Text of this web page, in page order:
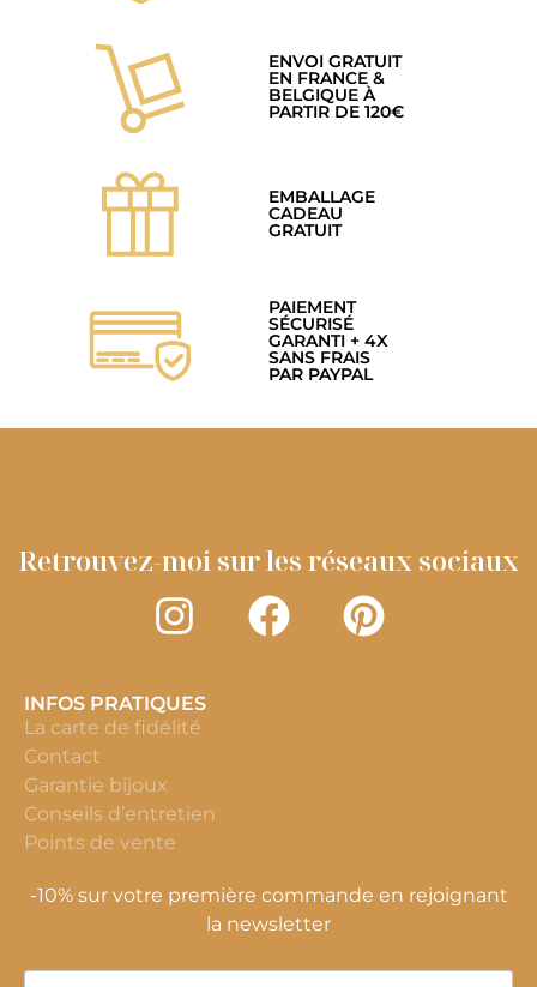
ENVOI GRATUIT
EN FRANCE &
BELGIQUE À
PARTIR DE 120€
EMBALLAGE
CADEAU
GRATUIT
PAIEMENT
SÉCURISÉ
GARANTI + 4X
SANS FRAIS
PAR PAYPAL
Retrouvez-moi sur les réseaux sociaux
INFOS PRATIQUES
La carte de fidélité
Contact
Garantie bijoux
Conseils d’entretien
Points de vente
-10% sur votre première commande en rejoignant
la newsletter